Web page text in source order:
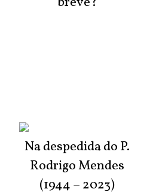
Na despedida do P.
Rodrigo Mendes
(1944 – 2023)